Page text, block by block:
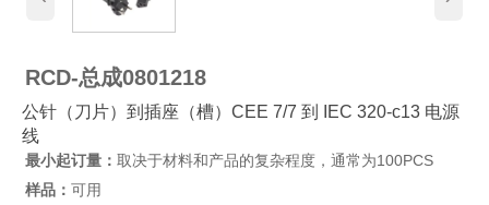
RCD-总成0801218
公针（刀片）到插座（槽）CEE 7/7 到 IEC 320-c13 电源
线
最小起订量： 取决于材料和产品的复杂程度，通常为100PCS
样品： 可用